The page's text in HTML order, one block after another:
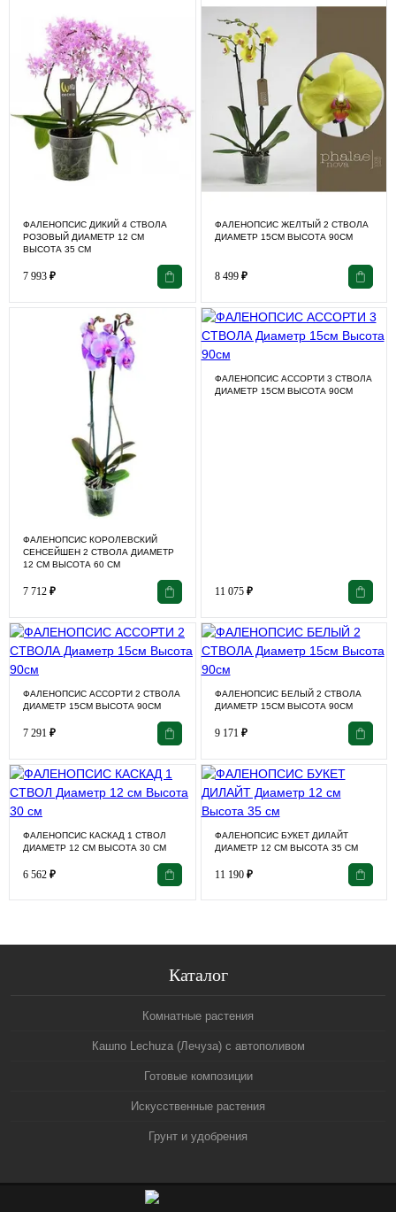
ФАЛЕНОПСИС ДИКИЙ 4 СТВОЛА
РОЗОВЫЙ ДИАМЕТР 12 СМ
ВЫСОТА 35 СМ
7 993 ₽
ФАЛЕНОПСИС ЖЕЛТЫЙ 2 СТВОЛА
ДИАМЕТР 15СМ ВЫСОТА 90СМ
8 499 ₽
ФАЛЕНОПСИС КОРОЛЕВСКИЙ
СЕНСЕЙШЕН 2 СТВОЛА ДИАМЕТР
12 СМ ВЫСОТА 60 СМ
7 712 ₽
ФАЛЕНОПСИС АССОРТИ 3 СТВОЛА
ДИАМЕТР 15СМ ВЫСОТА 90СМ
11 075 ₽
ФАЛЕНОПСИС АССОРТИ 2 СТВОЛА
ДИАМЕТР 15СМ ВЫСОТА 90СМ
7 291 ₽
ФАЛЕНОПСИС БЕЛЫЙ 2 СТВОЛА
ДИАМЕТР 15СМ ВЫСОТА 90СМ
9 171 ₽
ФАЛЕНОПСИС КАСКАД 1 СТВОЛ
ДИАМЕТР 12 СМ ВЫСОТА 30 СМ
6 562 ₽
ФАЛЕНОПСИС БУКЕТ ДИЛАЙТ
ДИАМЕТР 12 СМ ВЫСОТА 35 СМ
11 190 ₽
Каталог
Комнатные растения
Кашпо Lechuza (Лечуза) с автополивом
Готовые композиции
Искусственные растения
Грунт и удобрения